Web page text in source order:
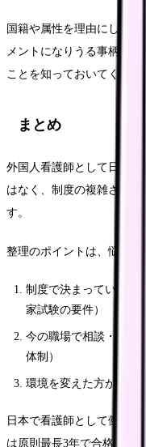
国籍や属性を理由にした
メントになりうる事柄で
ことを知っておいてくださ
まとめ
外国人看護師として日本
はなく、制度の複雑さと
す。
整理のポイントは、悩みを
制度で決まっていて、
家試験の要件）
今の職場で相談・改善
体制）
環境を変えた方が早い
日本で看護師として働く
は原則最長3年で合格を目